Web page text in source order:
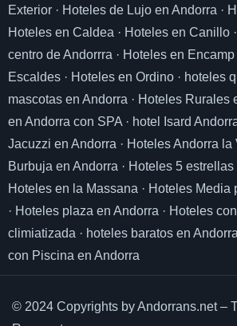
Exterior · Hoteles de Lujo en Andorra ·
Hoteles en Caldea · Hoteles en Canillo ·
centro de Andorrra · Hoteles en Encamp
Escaldes · Hoteles en Ordino · hoteles
mascotas en Andorra · Hoteles Rurales
en Andorra con SPA · hotel Isard
Jacuzzi en Andorra · Hoteles Andorra la
Burbuja en Andorra · Hoteles 5 estrellas
Hoteles en la Massana · Hoteles Media
· Hoteles plaza en Andorra · Hoteles
climiatizada · hoteles baratos en
con Piscina en Andorra
© 2024 Copyrights by Andorrans.net –